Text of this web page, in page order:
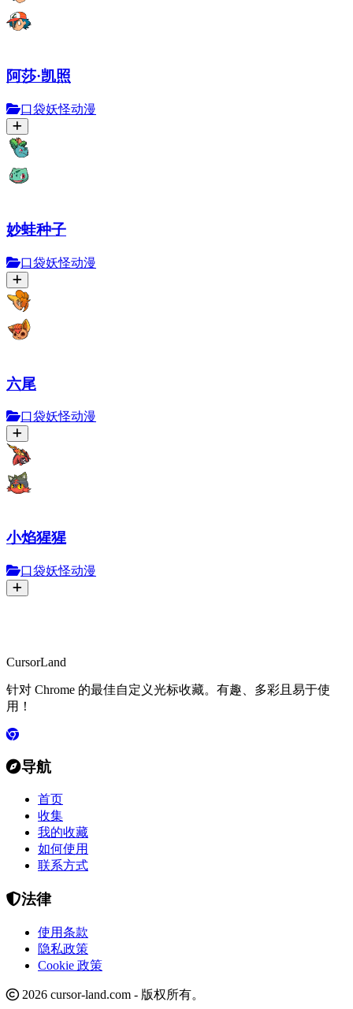
阿莎·凯照
口袋妖怪动漫
妙蛙种子
口袋妖怪动漫
六尾
口袋妖怪动漫
小焰猩猩
口袋妖怪动漫
CursorLand
针对 Chrome 的最佳自定义光标收藏。有趣、多彩且易于使
用！
导航
首页
收集
我的收藏
如何使用
联系方式
法律
使用条款
隐私政策
Cookie 政策
2026 cursor-land.com - 版权所有。